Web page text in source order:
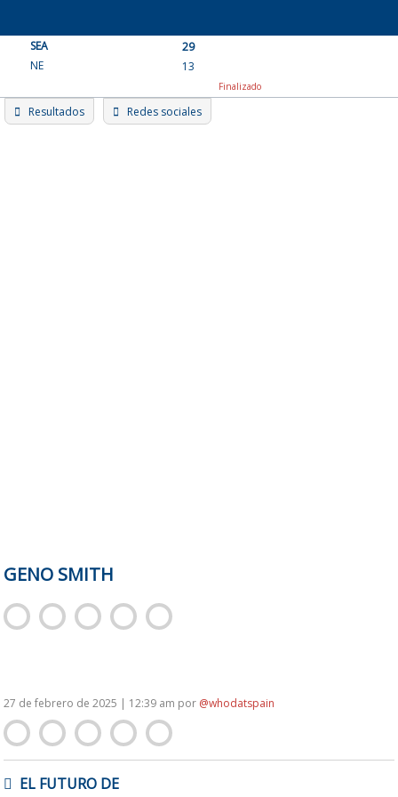
content
SEA
29
NE
13
Finalizado
Resultados Redes sociales
GENO SMITH
27 de febrero de 2025 | 12:39 am por @whodatspain
DEEL FUTURO DE